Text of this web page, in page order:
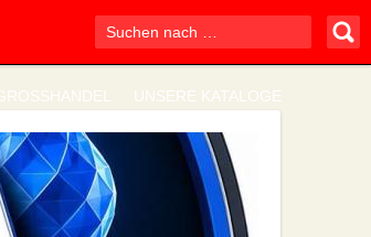
UNSERE KATALOGE